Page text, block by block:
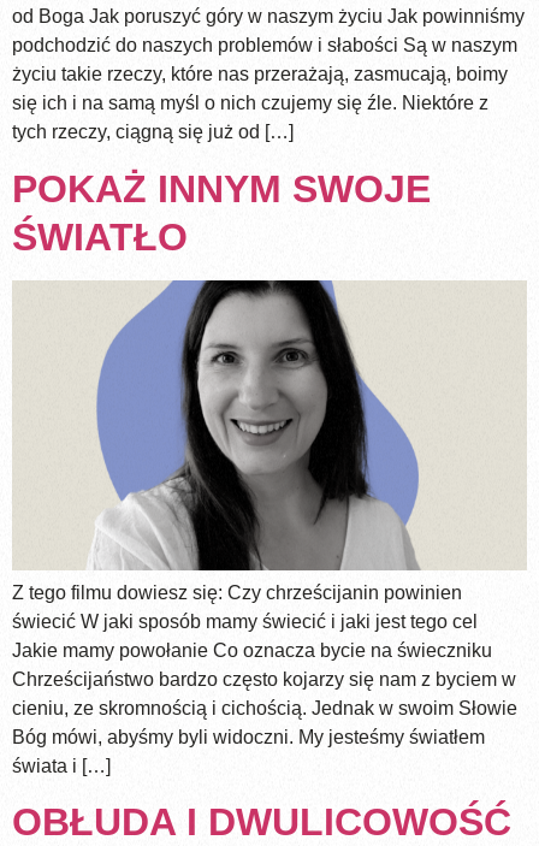
od Boga Jak poruszyć góry w naszym życiu Jak powinniśmy
podchodzić do naszych problemów i słabości Są w naszym
życiu takie rzeczy, które nas przerażają, zasmucają, boimy
się ich i na samą myśl o nich czujemy się źle. Niektóre z
tych rzeczy, ciągną się już od […]
POKAŻ INNYM SWOJE
ŚWIATŁO
Z tego filmu dowiesz się: Czy chrześcijanin powinien
świecić W jaki sposób mamy świecić i jaki jest tego cel
Jakie mamy powołanie Co oznacza bycie na świeczniku
Chrześcijaństwo bardzo często kojarzy się nam z byciem w
cieniu, ze skromnością i cichością. Jednak w swoim Słowie
Bóg mówi, abyśmy byli widoczni. My jesteśmy światłem
świata i […]
OBŁUDA I DWULICOWOŚĆ